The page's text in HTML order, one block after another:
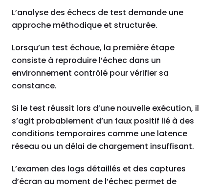
L’analyse des échecs de test demande une
approche méthodique et structurée.
Lorsqu’un test échoue, la première étape
consiste à reproduire l’échec dans un
environnement contrôlé pour vérifier sa
constance.
Si le test réussit lors d’une nouvelle exécution, il
s’agit probablement d’un faux positif lié à des
conditions temporaires comme une latence
réseau ou un délai de chargement insuffisant.
L’examen des logs détaillés et des captures
d’écran au moment de l’échec permet de